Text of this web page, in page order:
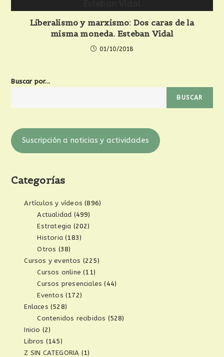
Liberalismo y marxismo: Dos caras de la
misma moneda. Esteban Vidal
01/10/2018
Buscar por...
BUSCAR
Suscripción a noticias y actividades
Categorías
Artículos y vídeos (896)
Actualidad (499)
Estrategia (202)
Historia (183)
Otros (38)
Cursos y eventos (225)
Cursos online (11)
Cursos presenciales (44)
Eventos (172)
Enlaces (528)
Contenidos recibidos (528)
Inicio (2)
Libros (145)
Z SIN CATEGORIA (1)